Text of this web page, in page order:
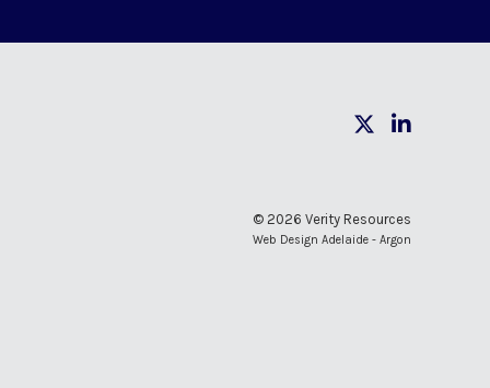
© 2026 Verity Resources
Web Design Adelaide - Argon